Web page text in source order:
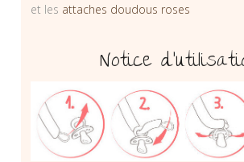
et les attaches doudous roses
Notice